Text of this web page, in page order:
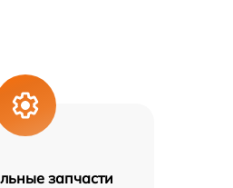
запчасти